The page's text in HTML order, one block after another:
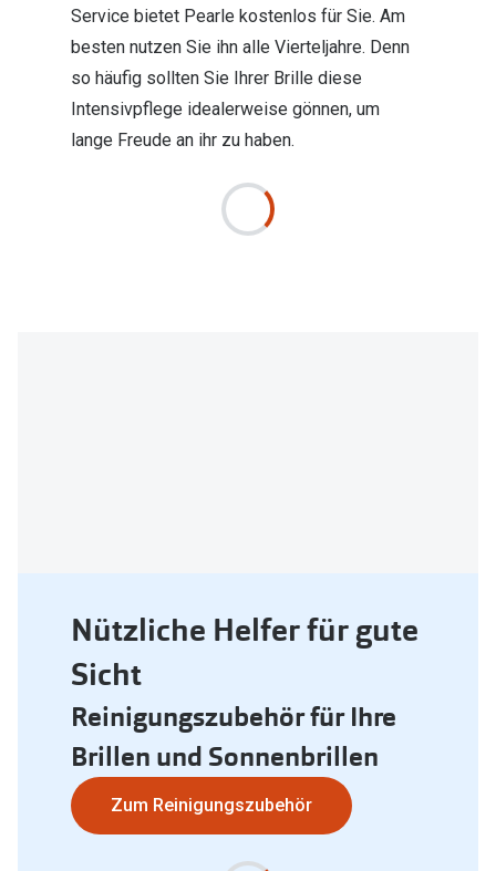
Service bietet Pearle kostenlos für Sie. Am
besten nutzen Sie ihn alle Vierteljahre. Denn
so häufig sollten Sie Ihrer Brille diese
Intensivpflege idealerweise gönnen, um
lange Freude an ihr zu haben.
Nützliche Helfer für gute
Sicht
Reinigungszubehör für Ihre
Brillen und Sonnenbrillen
Zum Reinigungszubehör